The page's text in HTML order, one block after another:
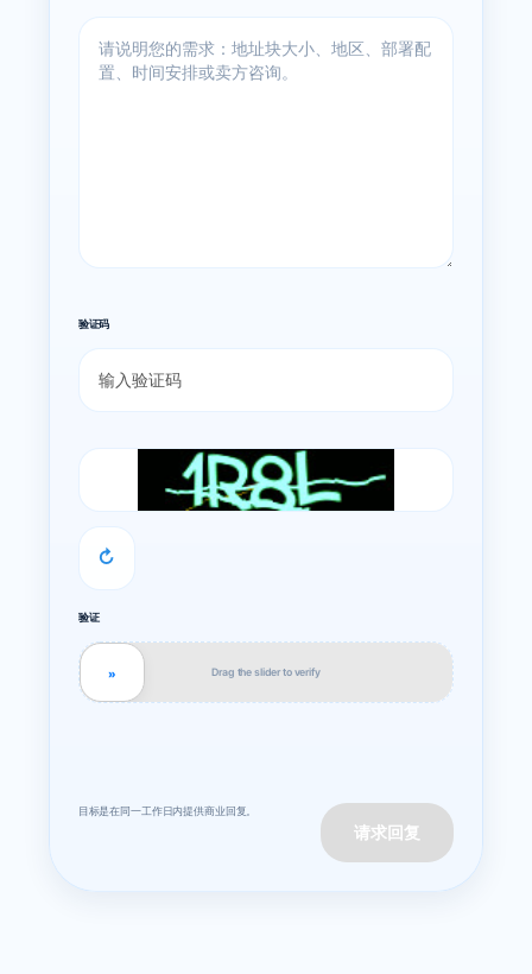
验证码
↻
验证
Drag the slider to verify
»
目标是在同一工作日内提供商业回复。
请求回复